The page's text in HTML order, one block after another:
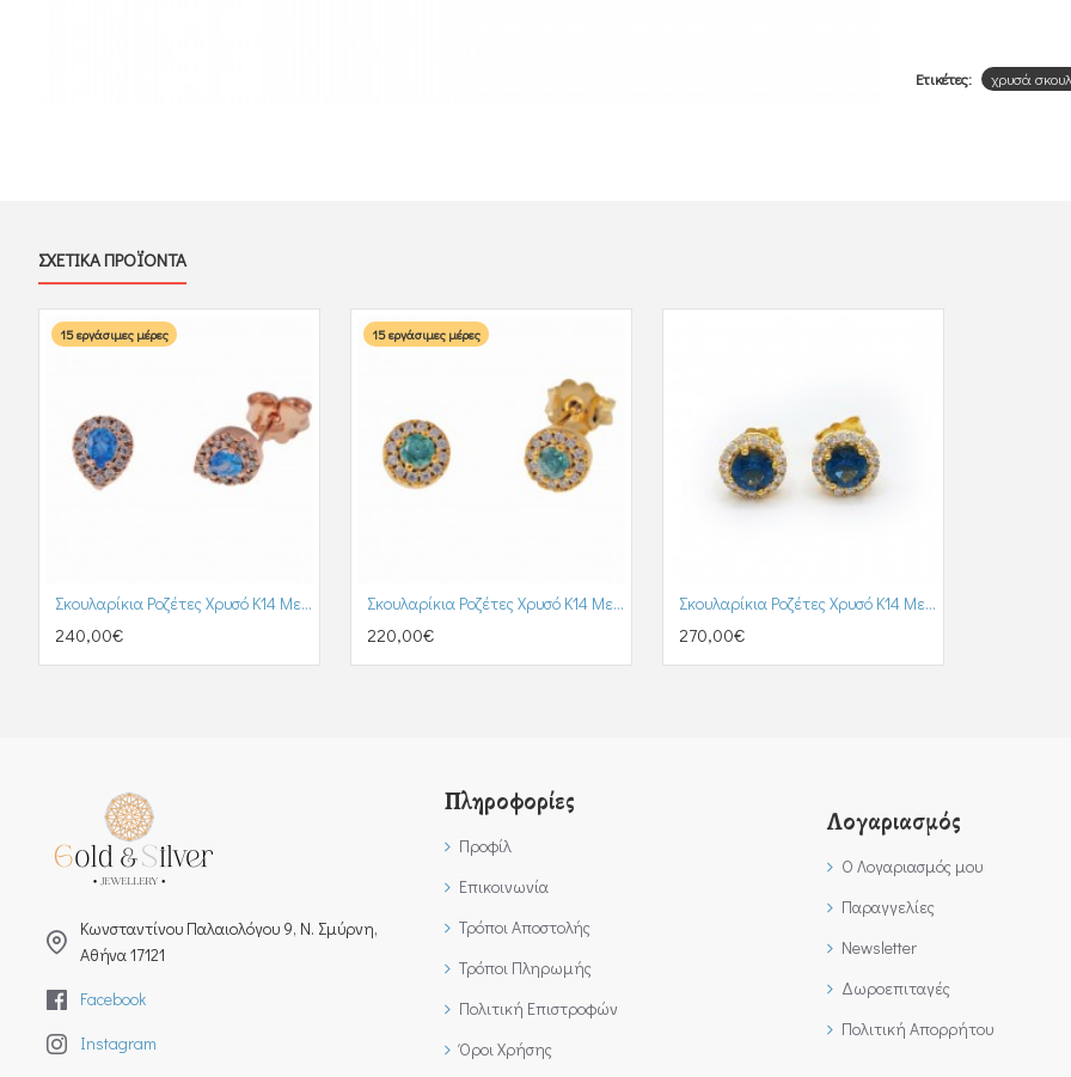
Ετικέτες: χρυσά
ΣΧΕΤΙΚΑ ΠΡΟΪΟΝΤΑ
15 εργάσιμες μέρες
Σκουλαρίκια Ροζέτες Χρυσό Κ14 Με Ζιργκόν (SK00200)
240,00€
15 εργάσιμες μέρες
Σκουλαρίκια Ροζέτες Χρυσό Κ14 Με Ζιργκόν (SK00201)
220,00€
Σκουλαρίκια Ροζέτες Χρυσό Κ14 Με Ζιργκόν (SK00225)
270,00€
Kωνσταντίνου Παλαιολόγου 9, Ν. Σμύρνη,
Αθήνα 17121
Facebook
Instagram
Πληροφορίες
Προφίλ
Επικοινωνία
Τρόποι Αποστολής
Τρόποι Πληρωμής
Πολιτική Επιστροφών
Όροι Χρήσης
Λογαριασμός
Ο Λογαριασμός μου
Παραγγελίες
Newsletter
Δωροεπιταγές
Πολιτική Απορρήτου